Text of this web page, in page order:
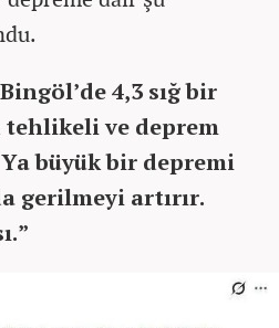
4,3 sığ bir
tehlikeli ve deprem
büyük bir depremi
gerilmeyi artırır.